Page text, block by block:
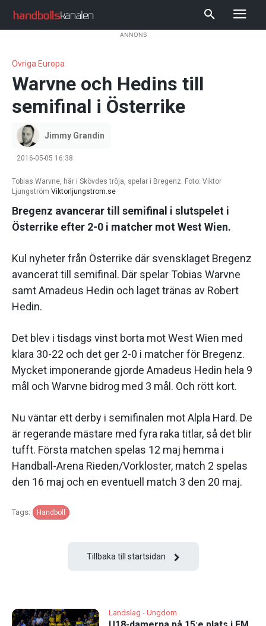
ANNONS
Övriga Europa
Warvne och Hedins till
semifinal i Österrike
Jimmy Grandin
2016-05-05 16:38
Tobias Warvne, här i Skövdes tröja, spelar i Bregenz. Foto: Viktor
Ljungström Viktorljungstrom.se
Bregenz avancerar till semifinal i slutspelet i
Österrike efter 2-0 i matcher mot West Wien.
Kul nyheter från Österrike där svensklaget Bregenz
avancerat till semifinal. Där spelar Tobias Warvne
samt Amadeus Hedin och laget tränas av Robert
Hedin.
Det blev i tisdags vinst borta mot West Wien med
klara 30-22 och det ger 2-0 i matcher för Bregenz.
Mycket imponerande gjorde Amadeus Hedin hela 9
mål och Warvne bidrog med 3 mål. Och rött kort.
Nu väntar ett derby i semifinalen mot Alpla Hard. De
är regerande mästare med fyra raka titlar, så det blir
tufft. Första matchen spelas 12 maj hemma i
Handball-Arena Rieden/Vorkloster, match 2 spelas
den 16 maj och en eventuell match 3 den 20 maj.
Tags: Handboll
Tillbaka till startsidan
Landslag - Ungdom